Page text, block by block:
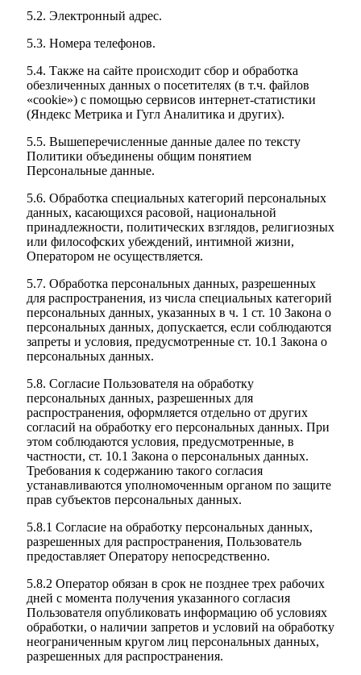
5.2. Электронный адрес.
5.3. Номера телефонов.
5.4. Также на сайте происходит сбор и обработка
обезличенных данных о посетителях (в т.ч. файлов
«cookie») с помощью сервисов интернет-статистики
(Яндекс Метрика и Гугл Аналитика и других).
5.5. Вышеперечисленные данные далее по тексту
Политики объединены общим понятием
Персональные данные.
5.6. Обработка специальных категорий персональных
данных, касающихся расовой, национальной
принадлежности, политических взглядов, религиозных
или философских убеждений, интимной жизни,
Оператором не осуществляется.
5.7. Обработка персональных данных, разрешенных
для распространения, из числа специальных категорий
персональных данных, указанных в ч. 1 ст. 10 Закона о
персональных данных, допускается, если соблюдаются
запреты и условия, предусмотренные ст. 10.1 Закона о
персональных данных.
5.8. Согласие Пользователя на обработку
персональных данных, разрешенных для
распространения, оформляется отдельно от других
согласий на обработку его персональных данных. При
этом соблюдаются условия, предусмотренные, в
частности, ст. 10.1 Закона о персональных данных.
Требования к содержанию такого согласия
устанавливаются уполномоченным органом по защите
прав субъектов персональных данных.
5.8.1 Согласие на обработку персональных данных,
разрешенных для распространения, Пользователь
предоставляет Оператору непосредственно.
5.8.2 Оператор обязан в срок не позднее трех рабочих
дней с момента получения указанного согласия
Пользователя опубликовать информацию об условиях
обработки, о наличии запретов и условий на обработку
неограниченным кругом лиц персональных данных,
разрешенных для распространения.